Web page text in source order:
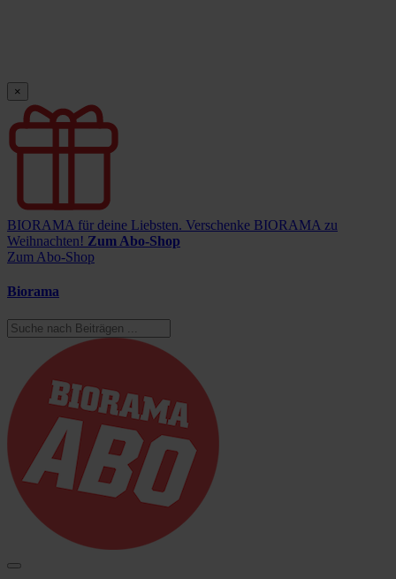
×
BIORAMA für deine Liebsten. Verschenke BIORAMA zu
Weihnachten! Zum Abo-Shop
Zum Abo-Shop
Biorama